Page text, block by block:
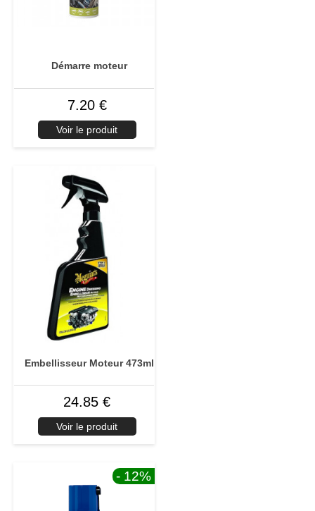
Démarre moteur
7.20 €
Voir le produit
Embellisseur Moteur 473ml
24.85 €
Voir le produit
- 12%